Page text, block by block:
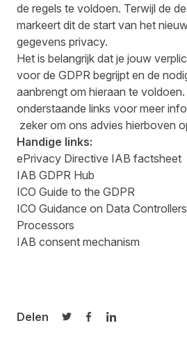
de regels te voldoen. Terwijl de
markeert dit de start van het
gegevens privacy.
Het is belangrijk dat je jouw
voor de GDPR begrijpt en de
aanbrengt om hieraan te
onderstaande links voor meer
zeker om ons advies hierboven
Handige links:
ePrivacy Directive IAB factsheet
IAB GDPR Hub
ICO Guide to the GDPR
ICO Guidance on Data
Processors
IAB consent mechanism
Delen
Delen op Twitter
Delen op Facebook
Delen op